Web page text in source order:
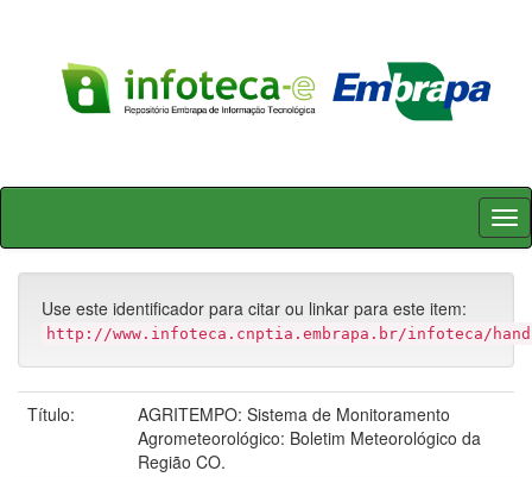
Skip
Use este identificador para citar ou linkar para este item:
http://www.infoteca.cnptia.embrapa.br/infoteca/
Título:
AGRITEMPO: Sistema de Monitoramento
Agrometeorológico: Boletim Meteorológico da
Região CO.